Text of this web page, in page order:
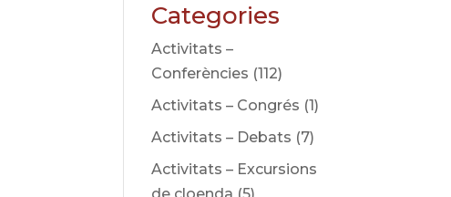
Categories
Activitats –
Conferències (112)
Activitats – Congrés (1)
Activitats – Debats (7)
Activitats – Excursions